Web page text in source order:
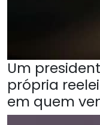
Um
própria
em quem